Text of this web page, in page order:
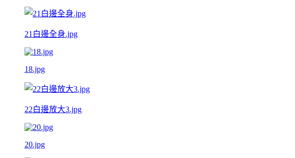
21白邊全身.jpg
18.jpg
22白邊放大3.jpg
20.jpg